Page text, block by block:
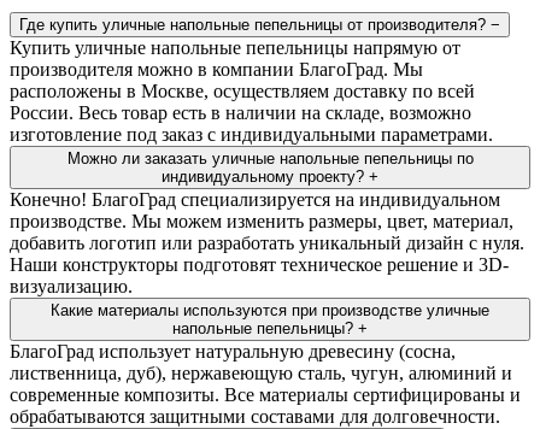
Где купить уличные напольные пепельницы от производителя? −
Купить уличные напольные пепельницы напрямую от
производителя можно в компании БлагоГрад. Мы
расположены в Москве, осуществляем доставку по всей
России. Весь товар есть в наличии на складе, возможно
изготовление под заказ с индивидуальными параметрами.
Можно ли заказать уличные напольные пепельницы по
индивидуальному проекту? +
Конечно! БлагоГрад специализируется на индивидуальном
производстве. Мы можем изменить размеры, цвет, материал,
добавить логотип или разработать уникальный дизайн с нуля.
Наши конструкторы подготовят техническое решение и 3D-
визуализацию.
Какие материалы используются при производстве уличные
напольные пепельницы? +
БлагоГрад использует натуральную древесину (сосна,
лиственница, дуб), нержавеющую сталь, чугун, алюминий и
современные композиты. Все материалы сертифицированы и
обрабатываются защитными составами для долговечности.